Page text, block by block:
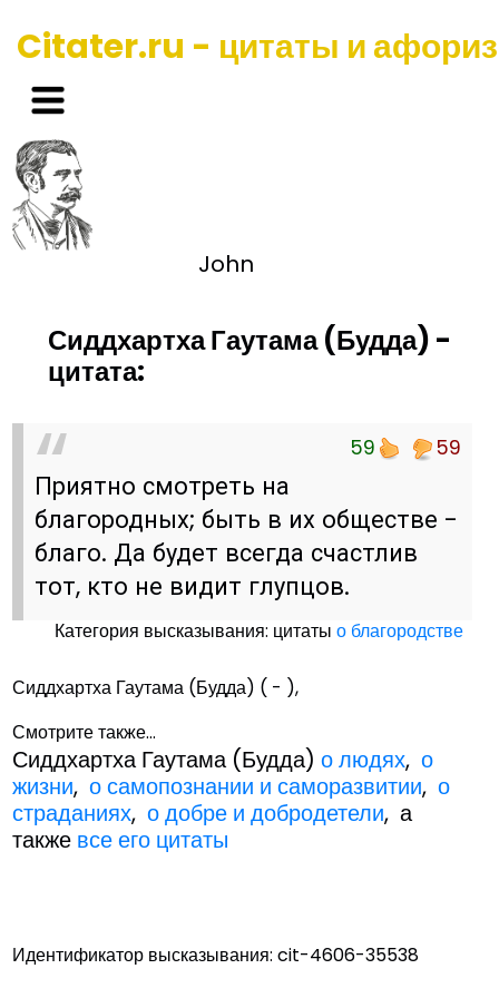
Citater.ru - цитаты и
John
Сиддхартха Гаутама (Будда) -
цитата:
59 59
Приятно смотреть на
благородных; быть в их обществе -
благо. Да будет всегда счастлив
тот, кто не видит глупцов.
Категория высказывания: цитатыо благородстве
Сиддхартха Гаутама (Будда) ( - ),
Смотрите также...
Сиддхартха Гаутама (Будда)о людях,о
жизни,о самопознании и саморазвитии,о
страданиях,о добре и добродетели, а
также все его цитаты
Идентификатор высказывания: cit-4606-35538